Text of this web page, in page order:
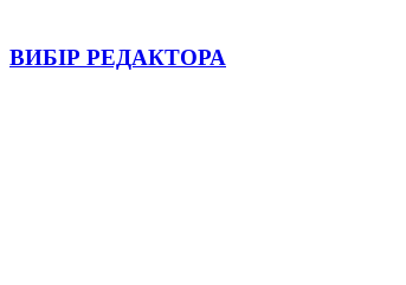
ВИБІР РЕДАКТОРА